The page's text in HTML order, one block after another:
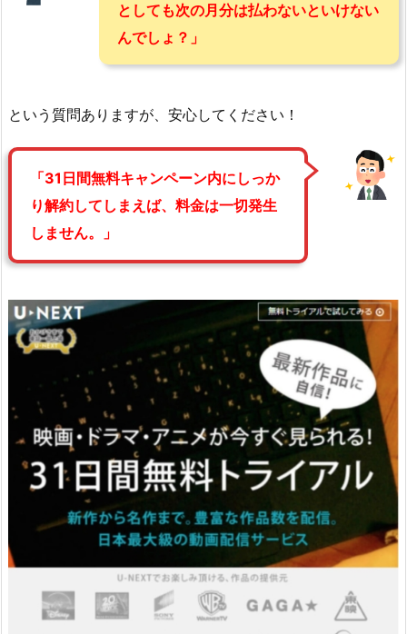
としても次の月分は払わないといけない
んでしょ？」
という質問ありますが、安心してください！
「31日間無料キャンペーン内にしっか
り解約してしまえば、料金は一切発生
しません。」